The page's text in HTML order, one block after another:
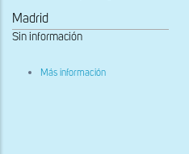
Madrid
Sin información
Más información